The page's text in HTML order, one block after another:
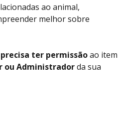
ao animal,
melhor sobre
precisa ter permissão ao item
ou Administrador da sua